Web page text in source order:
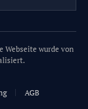
Webseite wurde von
AGB